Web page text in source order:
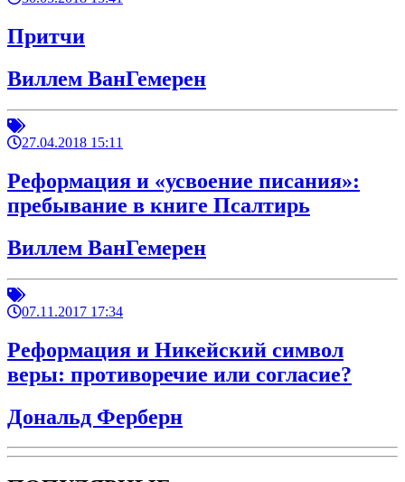
Притчи
Виллем ВанГемерен
27.04.2018 15:11
Реформация и «усвоение писания»:
пребывание в книге Псалтирь
Виллем ВанГемерен
07.11.2017 17:34
Реформация и Никейский символ
веры: противоречие или согласие?
Дональд Ферберн